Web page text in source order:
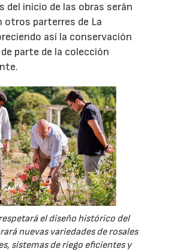
del inicio de las obras serán
otros parterres de La
así la conservación
parte de la colección
el diseño histórico del
nuevas variedades de rosales
sistemas de riego eficientes y